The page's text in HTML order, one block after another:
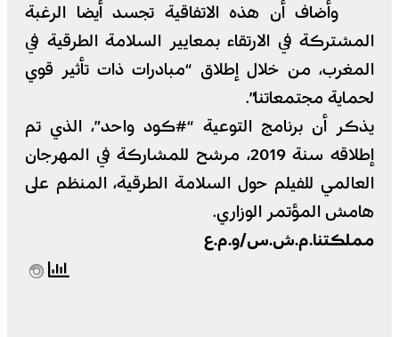
وأضاف أن هذه الاتفاقية تجسد أيضا الرغبة
المشتركة في الارتقاء بمعايير السلامة الطرقية في
المغرب، من خلال إطلاق “مبادرات ذات تأثير قوي
لحماية مجتمعاتنا”.
يذكر أن برنامج التوعية “#كود واحد”، الذي تم
إطلاقه سنة 2019، مرشح للمشاركة في المهرجان
العالمي للفيلم حول السلامة الطرقية، المنظم على
هامش المؤتمر الوزاري.
مملكتنا.م.ش.س/و.م.ع